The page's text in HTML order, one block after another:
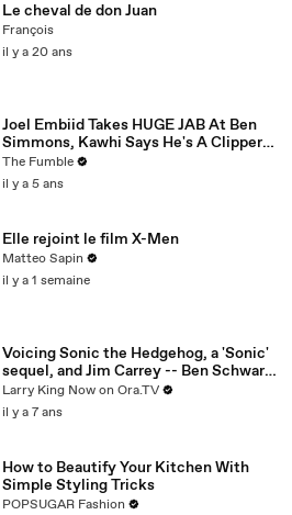
Le cheval de don Juan
François
il y a 20 ans
Joel Embiid Takes HUGE JAB At Ben
Simmons, Kawhi Says He's A Clipper
For Life: NBA Media Day Recap
The Fumble
il y a 5 ans
Elle rejoint le film X-Men
Matteo Sapin
il y a 1 semaine
Voicing Sonic the Hedgehog, a 'Sonic'
sequel, and Jim Carrey -- Ben Schwartz
answers your social media questions
Larry King Now on Ora.TV
il y a 7 ans
How to Beautify Your Kitchen With
Simple Styling Tricks
POPSUGAR Fashion